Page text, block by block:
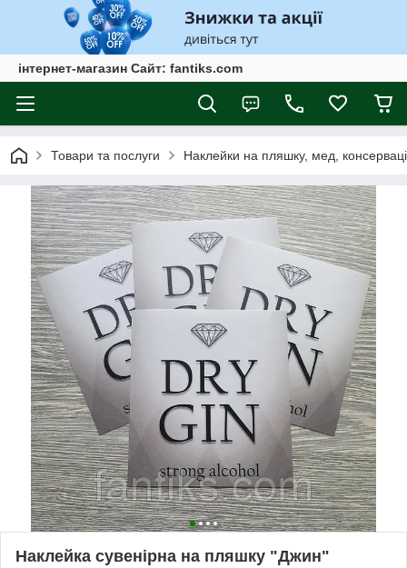
інтернет-магазин Сайт: fantiks.com
Товари та послуги Наклейки на пляшку, мед,
Наклейка сувенірна на пляшку "Джин"